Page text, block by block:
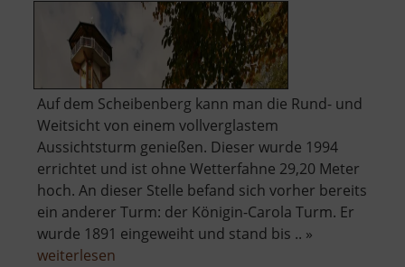
Auf dem Scheibenberg kann man die Rund- und
Weitsicht von einem vollverglastem
Aussichtsturm genießen. Dieser wurde 1994
errichtet und ist ohne Wetterfahne 29,20 Meter
hoch. An dieser Stelle befand sich vorher bereits
ein anderer Turm: der Königin-Carola Turm. Er
wurde 1891 eingeweiht und stand bis .. »
weiterlesen